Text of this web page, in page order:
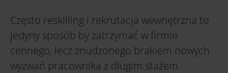
Często reskilling i rekrutacja wewnętrzna to
jedyny sposób by zatrzymać w firmie
cennego, lecz znudzonego brakiem nowych
wyzwań pracownika z długim stażem.